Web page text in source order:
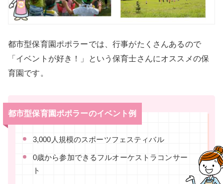
都市型保育園ポポラーでは、行事がたくさんあるので
「イベントが好き！」という保育士さんにオススメの保
育園です。
都市型保育園ポポラーのイベント例
3,000人規模のスポーツフェスティバル
0歳から参加できるフルオーケストラコンサー
ト